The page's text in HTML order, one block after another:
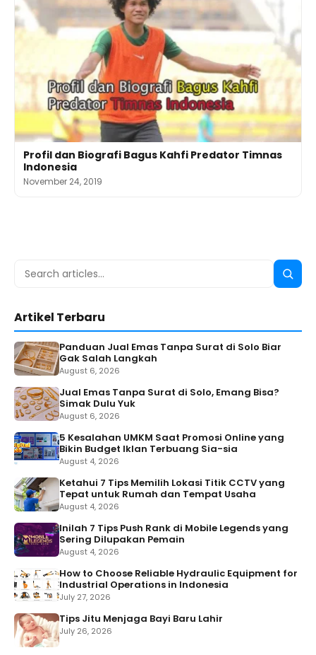
Profil dan Biografi Bagus Kahfi Predator Timnas
Indonesia
November 24, 2019
Search
Search
Artikel Terbaru
Panduan Jual Emas Tanpa Surat di Solo Biar
Gak Salah Langkah
August 6, 2026
Jual Emas Tanpa Surat di Solo, Emang Bisa?
Simak Dulu Yuk
August 6, 2026
5 Kesalahan UMKM Saat Promosi Online yang
Bikin Budget Iklan Terbuang Sia-sia
August 4, 2026
Ketahui 7 Tips Memilih Lokasi Titik CCTV yang
Tepat untuk Rumah dan Tempat Usaha
August 4, 2026
Inilah 7 Tips Push Rank di Mobile Legends yang
Sering Dilupakan Pemain
August 4, 2026
How to Choose Reliable Hydraulic Equipment for
Industrial Operations in Indonesia
July 27, 2026
Tips Jitu Menjaga Bayi Baru Lahir
July 26, 2026